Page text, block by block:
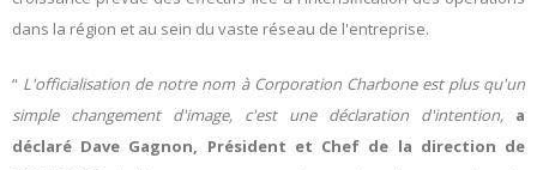
dans la région et au sein du vaste réseau de l'entreprise.
“ L'officialisation de notre nom à Corporation Charbone est plus qu'un
simple changement d'image, c'est une déclaration d'intention,
a
déclaré Dave Gagnon, Président et Chef de la direction de